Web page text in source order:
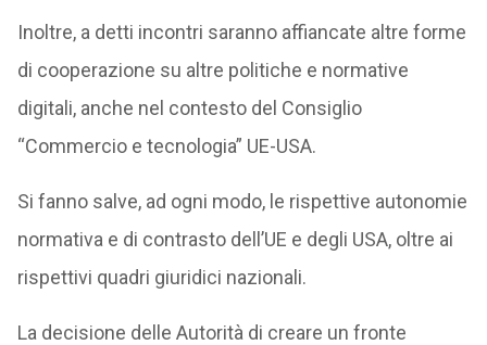
Inoltre, a detti incontri saranno affiancate altre forme
di cooperazione su altre politiche e normative
digitali, anche nel contesto del Consiglio
“Commercio e tecnologia” UE-USA.
Si fanno salve, ad ogni modo, le rispettive autonomie
normativa e di contrasto dell’UE e degli USA, oltre ai
rispettivi quadri giuridici nazionali.
La decisione delle Autorità di creare un fronte